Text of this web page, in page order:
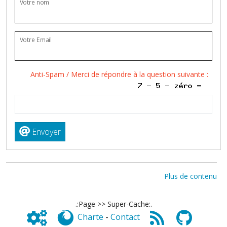
Votre nom
Votre Email
Anti-Spam / Merci de répondre à la question suivante :
Envoyer
Plus de contenu
.:Page >> Super-Cache:.
Charte - Contact